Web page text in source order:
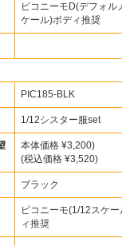
ピコニーモD(デフォル
ケール)ボディ推奨
PIC185-BLK
1/12シスター服set
本体価格 ¥3,200)
(税込価格 ¥3,520)
ブラック
ピコニーモ(1/12スケ
ィ推奨